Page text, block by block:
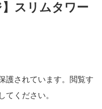
スリムタワー
護されています。閲覧す
てください。